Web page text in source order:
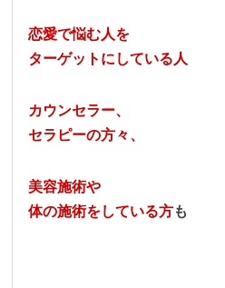
恋愛で悩む人を
ターゲットにしている人
カウンセラー、
セラピーの方々、
美容施術や
体の施術をしている方も